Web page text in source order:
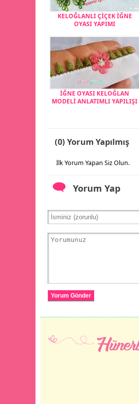
KELOĞLANLI ÇİÇEK İĞNE
OYASI YAPIMI
İĞNE OYASI KELOĞLAN
MODELİ ANLATIMLI YAPILIŞI
(0) Yorum Yapılmış
İlk Yorum Yapan Siz Olun.
Yorum Yap
Yorum Gönder